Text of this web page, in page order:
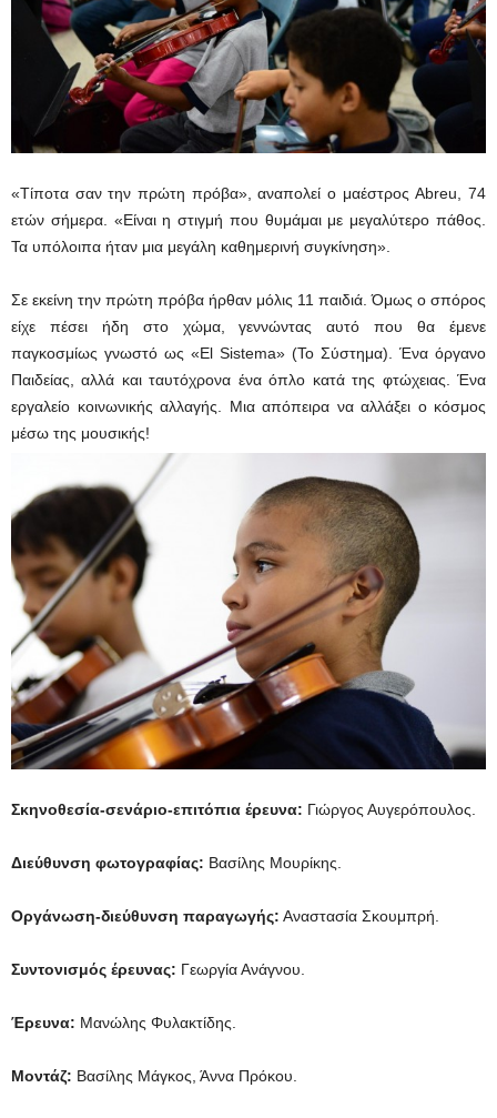
«Τίποτα σαν την πρώτη πρόβα», αναπολεί ο μαέστρος Abreu, 74
ετών σήμερα. «Είναι η στιγμή που θυμάμαι με μεγαλύτερο πάθος.
Τα υπόλοιπα ήταν μια μεγάλη καθημερινή συγκίνηση».
Σε εκείνη την πρώτη πρόβα ήρθαν μόλις 11 παιδιά. Όμως ο σπόρος
είχε πέσει ήδη στο χώμα, γεννώντας αυτό που θα έμενε
παγκοσμίως γνωστό ως «El Sistema» (Το Σύστημα). Ένα όργανο
Παιδείας, αλλά και ταυτόχρονα ένα όπλο κατά της φτώχειας. Ένα
εργαλείο κοινωνικής αλλαγής. Μια απόπειρα να αλλάξει ο κόσμος
μέσω της μουσικής!
Σκηνοθεσία-σενάριο-επιτόπια έρευνα: Γιώργος Αυγερόπουλος.
Διεύθυνση φωτογραφίας: Βασίλης Μουρίκης.
Οργάνωση-διεύθυνση παραγωγής: Αναστασία Σκουμπρή.
Συντονισμός έρευνας: Γεωργία Ανάγνου.
Έρευνα: Μανώλης Φυλακτίδης.
Μοντάζ: Βασίλης Μάγκος, Άννα Πρόκου.